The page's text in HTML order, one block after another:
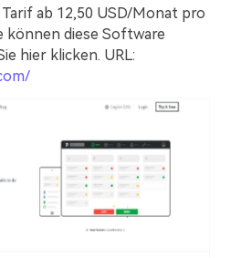
ab 12,50 USD/Monat pro
können diese Software
hier klicken. URL: